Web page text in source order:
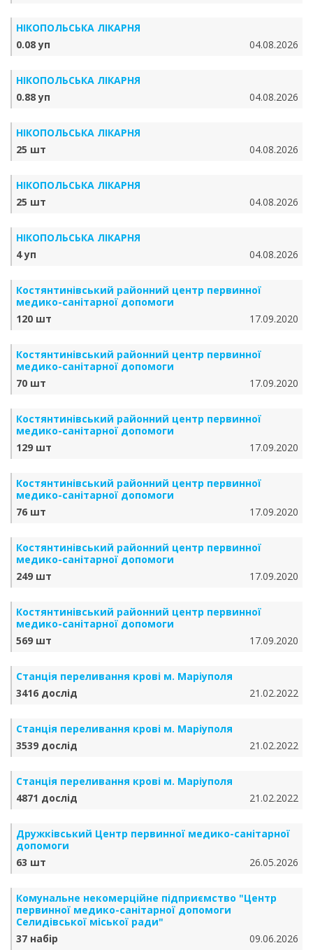
НІКОПОЛЬСЬКА ЛІКАРНЯ
0.08 уп
04.08.2026
НІКОПОЛЬСЬКА ЛІКАРНЯ
0.88 уп
04.08.2026
НІКОПОЛЬСЬКА ЛІКАРНЯ
25 шт
04.08.2026
НІКОПОЛЬСЬКА ЛІКАРНЯ
25 шт
04.08.2026
НІКОПОЛЬСЬКА ЛІКАРНЯ
4 уп
04.08.2026
Костянтинівський районний центр первинної
медико-санітарної допомоги
120 шт
17.09.2020
Костянтинівський районний центр первинної
медико-санітарної допомоги
70 шт
17.09.2020
Костянтинівський районний центр первинної
медико-санітарної допомоги
129 шт
17.09.2020
Костянтинівський районний центр первинної
медико-санітарної допомоги
76 шт
17.09.2020
Костянтинівський районний центр первинної
медико-санітарної допомоги
249 шт
17.09.2020
Костянтинівський районний центр первинної
медико-санітарної допомоги
569 шт
17.09.2020
Станція переливання крові м. Маріуполя
3416 дослід
21.02.2022
Станція переливання крові м. Маріуполя
3539 дослід
21.02.2022
Станція переливання крові м. Маріуполя
4871 дослід
21.02.2022
Дружківський Центр первинної медико-санітарної
допомоги
63 шт
26.05.2026
Комунальне некомерційне підприємство "Центр
первинної медико-санітарної допомоги
Селидівської міської ради"
37 набір
09.06.2026